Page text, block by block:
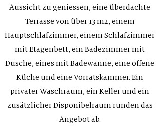
Aussicht zu geniessen, eine überdachte
Terrasse von über 13 m2, einem
Hauptschlafzimmer, einem Schlafzimmer
mit Etagenbett, ein Badezimmer mit
Dusche, eines mit Badewanne, eine offene
Küche und eine Vorratskammer. Ein
privater Waschraum, ein Keller und ein
zusätzlicher Disponibelraum runden das
Angebot ab.